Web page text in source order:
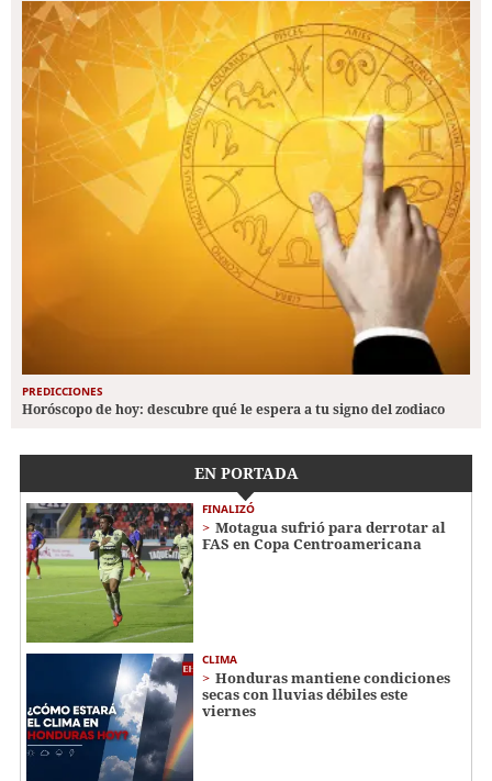
PREDICCIONES
Horóscopo de hoy: descubre qué le espera a tu signo del zodiaco
EN PORTADA
FINALIZÓ
Motagua sufrió para derrotar al
FAS en Copa Centroamericana
CLIMA
Honduras mantiene condiciones
secas con lluvias débiles este
viernes